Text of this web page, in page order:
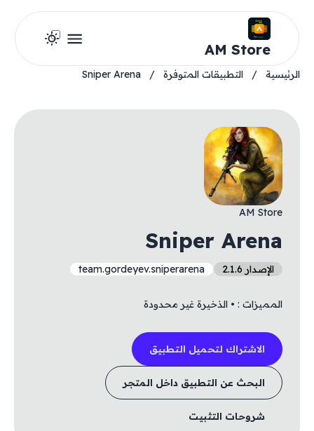
AM Store
الرئيسية / التطبيقات المتوفرة /
Sniper Arena
AM Store
Sniper Arena
الإصدار 2.1.6 team.gordeyev.sniperarena
المميزات : ‏• الذخيرة غير محدودة
الاشتراك لتحميل التطبيق
البحث عن التطبيق داخل المتجر
شروحات التثبيت